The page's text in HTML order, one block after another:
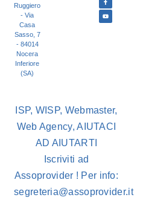
Ruggiero
- Via
Casa
Sasso, 7
- 84014
Nocera
Inferiore
(SA)
ISP, WISP, Webmaster,
Web Agency, AIUTACI
AD AIUTARTI
Iscriviti ad
Assoprovider ! Per info:
segreteria@assoprovider.it